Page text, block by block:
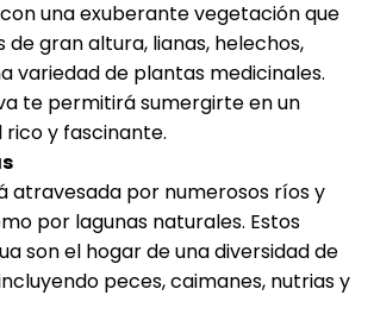
una exuberante vegetación que
de gran altura, lianas, helechos,
variedad de plantas medicinales.
te permitirá sumergirte en un
y fascinante.
atravesada por numerosos ríos y
por lagunas naturales. Estos
son el hogar de una diversidad de
peces, caimanes, nutrias y